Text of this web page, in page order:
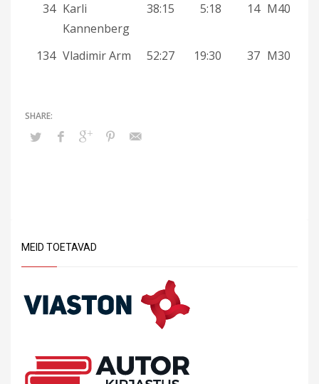
34 Karli
Kannenberg
38:15 5:18 14 M40
134 Vladimir Arm 52:27 19:30 37 M30
MEID TOETAVAD